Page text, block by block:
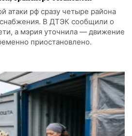
атаки рф сразу четыре района
В ДТЭК сообщили о
а мэрия уточнила — движение
приостановлено.